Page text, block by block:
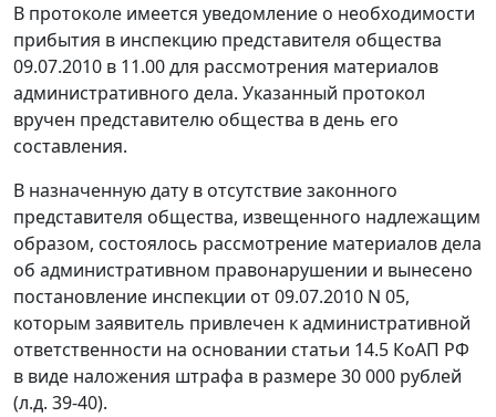
В протоколе имеется уведомление о необходимости
прибытия в инспекцию представителя общества
09.07.2010 в 11.00 для рассмотрения материалов
административного дела. Указанный протокол
вручен представителю общества в день его
составления.
В назначенную дату в отсутствие законного
представителя общества, извещенного надлежащим
образом, состоялось рассмотрение материалов дела
об административном правонарушении и вынесено
постановление инспекции от 09.07.2010 N 05,
которым заявитель привлечен к административной
ответственности на основании статьи 14.5 КоАП РФ
в виде наложения штрафа в размере 30 000 рублей
(л.д. 39-40).